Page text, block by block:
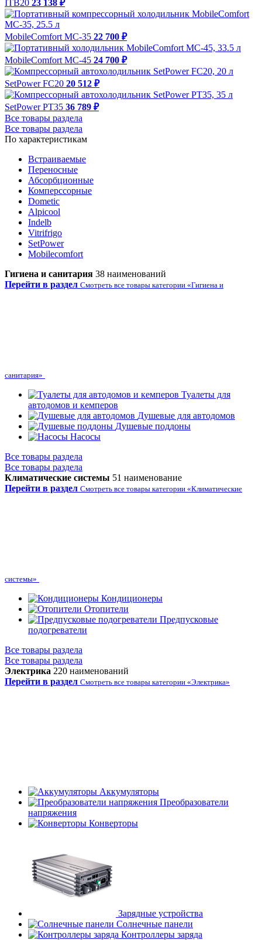
ITB20 23 138 ₽
MobileComfort MC-35 22 700 ₽
MobileComfort MC-45 24 700 ₽
SetPower FC20 20 512 ₽
SetPower PT35 36 789 ₽
Все товары раздела
Все товары раздела
По характеристикам
Встраиваемые
Переносные
Абсорбционные
Комперссорные
Dometic
Alpicool
Indelb
Vitrifrigo
SetPower
Mobilecomfort
Гигиена и санитария 38 наименований
Перейти в раздел Смотреть все товары категории «Гигиена и
санитария»
Туалеты для
автодомов и кемперов
Душевые для автодомов
Душевые поддоны
Насосы
Все товары раздела
Все товары раздела
Климатические системы 51 наименование
Перейти в раздел Смотреть все товары категории «Климатические
системы»
Кондиционеры
Отопители
Предпусковые
подогреватели
Все товары раздела
Все товары раздела
Электрика 220 наименований
Перейти в раздел Смотреть все товары категории «Электрика»
Аккумуляторы
Преобразователи
напряжения
Конверторы
Зарядные устройства
Солнечные панели
Контроллеры заряда